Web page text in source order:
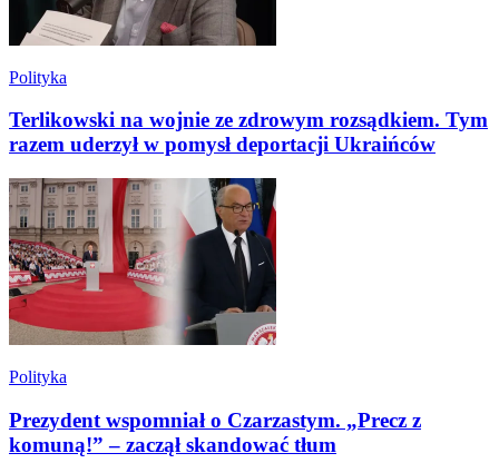
Polityka
Terlikowski na wojnie ze zdrowym rozsądkiem. Tym
razem uderzył w pomysł deportacji Ukraińców
Polityka
Prezydent wspomniał o Czarzastym. „Precz z
komuną!” – zaczął skandować tłum